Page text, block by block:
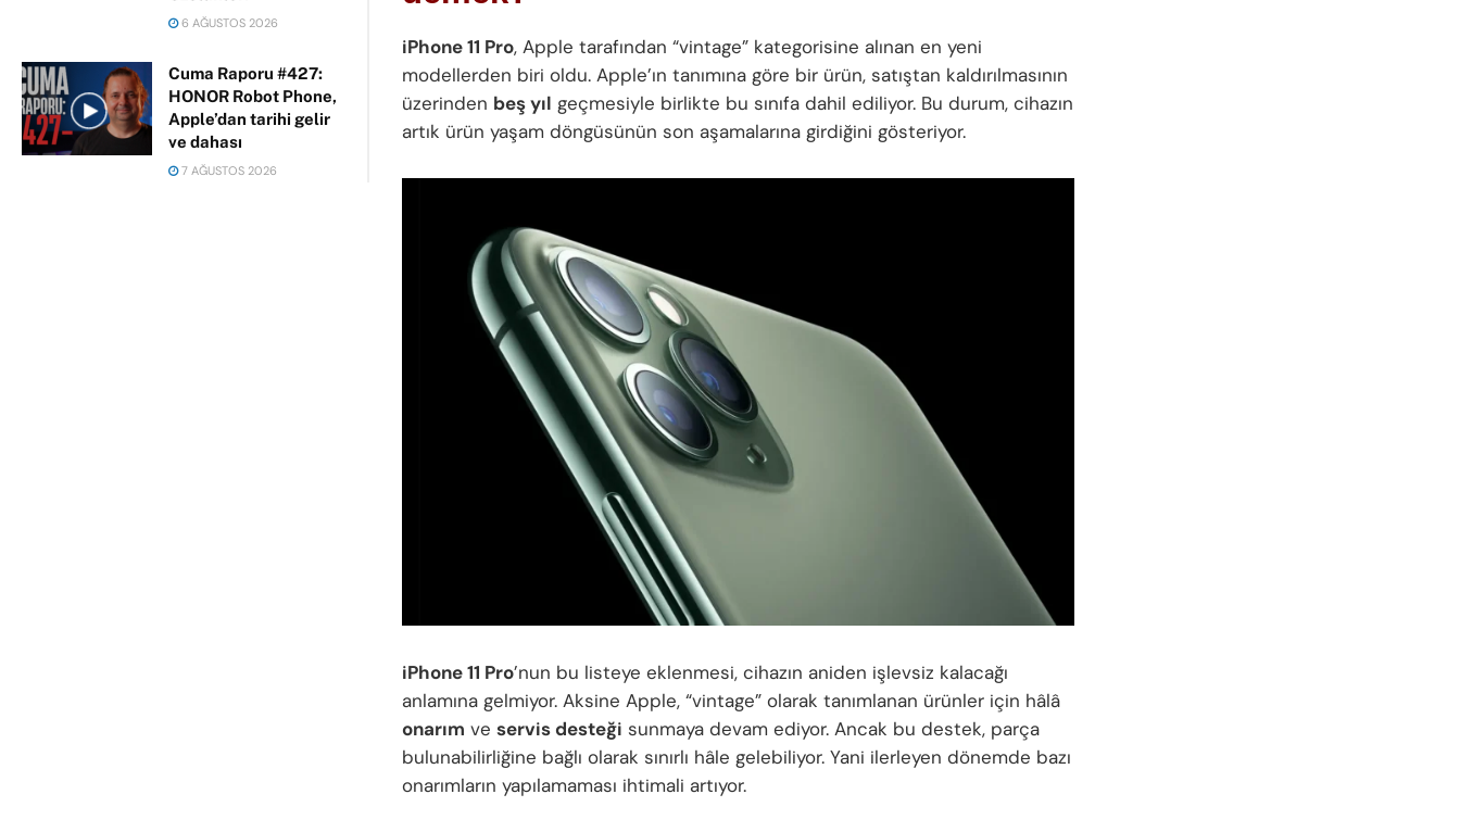
6 AĞUSTOS 2026
Cuma Raporu #427:
HONOR Robot Phone,
Apple’dan tarihi gelir
ve dahası
7 AĞUSTOS 2026
iPhone 11 Pro, Apple tarafından “vintage” kategorisine alınan en yeni
modellerden biri oldu. Apple’ın tanımına göre bir ürün, satıştan kaldırılmasının
üzerinden beş yıl geçmesiyle birlikte bu sınıfa dahil ediliyor. Bu durum, cihazın
artık ürün yaşam döngüsünün son aşamalarına girdiğini gösteriyor.
iPhone 11 Pro’nun bu listeye eklenmesi, cihazın aniden işlevsiz kalacağı
anlamına gelmiyor. Aksine Apple, “vintage” olarak tanımlanan ürünler için hâlâ
onarım ve servis desteği sunmaya devam ediyor. Ancak bu destek, parça
bulunabilirliğine bağlı olarak sınırlı hâle gelebiliyor. Yani ilerleyen dönemde bazı
onarımların yapılamaması ihtimali artıyor.